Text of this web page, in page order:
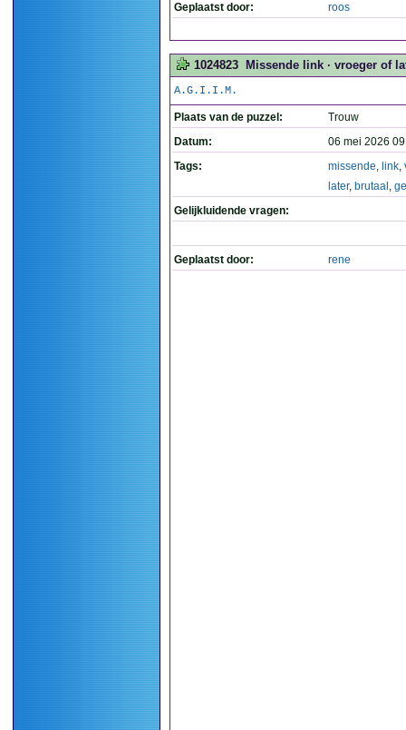
Geplaatst door: roos
1024823 Missende link · vroeger of
A.G.I.I.M.
Plaats van de puzzel:
Trouw
Datum:
06 mei 2026
Tags:
missende, link,
later, brutaal ,
Gelijkluidende vragen:
Geplaatst door: rene